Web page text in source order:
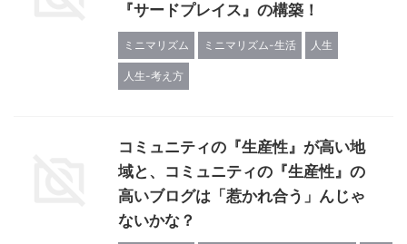
『サードプレイス』の構築！
ミニマリズム ミニマリズム-生活 人生
人生-考え方
コミュニティの『生産性』が高い地
域と、コミュニティの『生産性』の
高いブログは「惹かれ合う」んじゃ
ないかな？